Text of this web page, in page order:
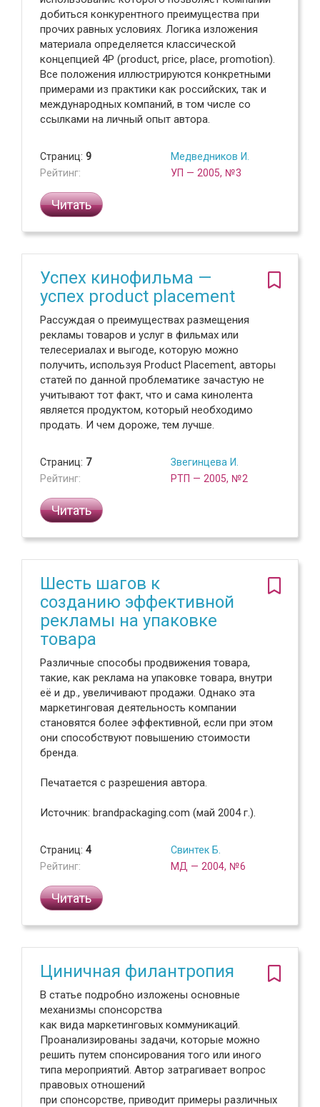
добиться конкурентного преимущества при
прочих равных условиях. Логика изложения
материала определяется классической
концепцией 4Р (product, price, place, promotion).
Все положения иллюстрируются конкретными
примерами из практики как российских, так и
международных компаний, в том числе со
ссылками на личный опыт автора.
Страниц: 9
Рейтинг:
Медведников И.
УП — 2005, №3
Читать
Успех кинофильма —
успех product placement
Рассуждая о преимуществах размещения
рекламы товаров и услуг в фильмах или
телесериалах и выгоде, которую можно
получить, используя Product Placement, авторы
статей по данной проблематике зачастую не
учитывают тот факт, что и сама кинолента
является продуктом, который необходимо
продать. И чем дороже, тем лучше.
Страниц: 7
Рейтинг:
Звегинцева И.
РТП — 2005, №2
Читать
Шесть шагов к
созданию эффективной
рекламы на упаковке
товара
Различные способы продвижения товара,
такие, как реклама на упаковке товара, внутри
её и др., увеличивают продажи. Однако эта
маркетинговая деятельность компании
становятся более эффективной, если при этом
они способствуют повышению стоимости
бренда.
Печатается с разрешения автора.
Источник: brandpackaging.com (май 2004 г.).
Страниц: 4
Рейтинг:
Свинтек Б.
МД — 2004, №6
Читать
Циничная филантропия
В статье подробно изложены основные
механизмы спонсорства
как вида маркетинговых коммуникаций.
Проанализированы задачи, которые можно
решить путем спонсирования того или иного
типа мероприятий. Автор затрагивает вопрос
правовых отношений
при спонсорстве, приводит примеры различных